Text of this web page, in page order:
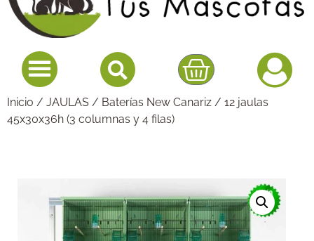
Inicio / JAULAS / Baterías New Canariz / 12 jaulas
45x30x36h (3 columnas y 4 filas)